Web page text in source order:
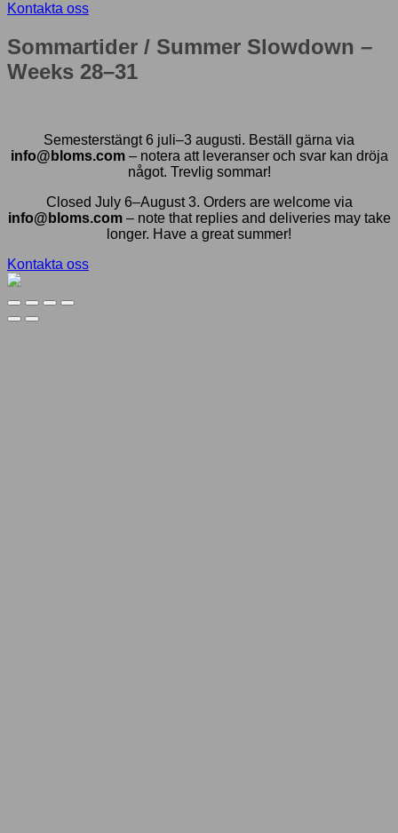
Kontakta oss
Sommartider / Summer Slowdown –
Weeks 28–31
Semesterstängt 6 juli–3 augusti. Beställ gärna via
info@bloms.com– notera att leveranser och svar kan dröja
något. Trevlig sommar!
Closed July 6–August 3. Orders are welcome via
info@bloms.com– note that replies and deliveries may take
longer. Have a great summer!
Kontakta oss